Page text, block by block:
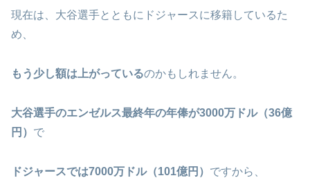
現在は、大谷選手とともにドジャースに移籍しているた
め、
もう少し額は上がっているのかもしれません。
大谷選手のエンゼルス最終年の年俸が3000万ドル（36億
円） で
ドジャースでは7000万ドル（101億円） ですから、